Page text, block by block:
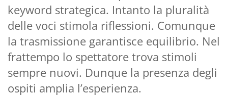
keyword strategica. Intanto la pluralità
delle voci stimola riflessioni. Comunque
la trasmissione garantisce equilibrio. Nel
frattempo lo spettatore trova stimoli
sempre nuovi. Dunque la presenza degli
ospiti amplia l’esperienza.